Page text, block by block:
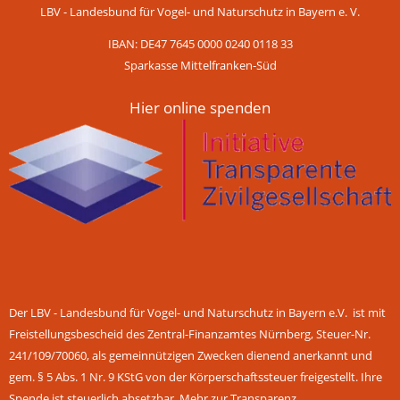
LBV - Landesbund für Vogel- und Naturschutz in Bayern e. V.
IBAN: DE47 7645 0000 0240 0118 33
Sparkasse Mittelfranken-Süd
Hier online spenden
Der LBV - Landesbund für Vogel- und Naturschutz in Bayern e.V. ist mit
Freistellungsbescheid des Zentral-Finanzamtes Nürnberg, Steuer-Nr.
241/109/70060, als gemeinnützigen Zwecken dienend anerkannt und
gem. § 5 Abs. 1 Nr. 9 KStG von der Körperschaftssteuer freigestellt. Ihre